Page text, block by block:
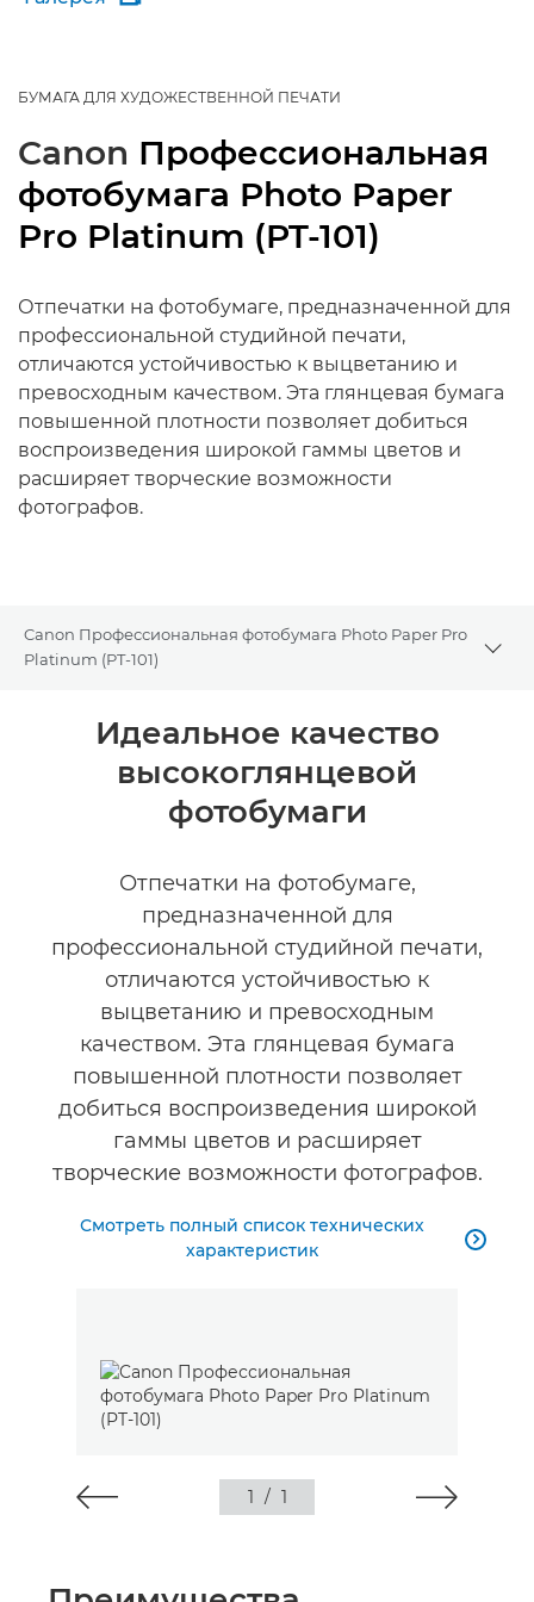
БУМАГА ДЛЯ ХУДОЖЕСТВЕННОЙ ПЕЧАТИ
Canon Профессиональная
фотобумага Photo Paper
Pro Platinum (PT-101)
Отпечатки на фотобумаге, предназначенной для
профессиональной студийной печати,
отличаются устойчивостью к выцветанию и
превосходным качеством. Эта глянцевая бумага
повышенной плотности позволяет добиться
воспроизведения широкой гаммы цветов и
расширяет творческие возможности
фотографов.
Canon Профессиональная фотобумага Photo Paper Pro
Platinum (PT-101)
Общая информация
Технические характеристики
Идеальное качество
высокоглянцевой
фотобумаги
Отпечатки на фотобумаге,
предназначенной для
профессиональной студийной печати,
отличаются устойчивостью к
выцветанию и превосходным
качеством. Эта глянцевая бумага
повышенной плотности позволяет
добиться воспроизведения широкой
гаммы цветов и расширяет
творческие возможности фотографов.
Смотреть полный список технических
характеристик

1 / 1